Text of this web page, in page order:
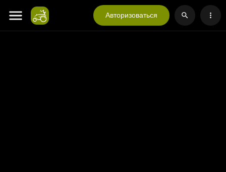
Авторизоваться